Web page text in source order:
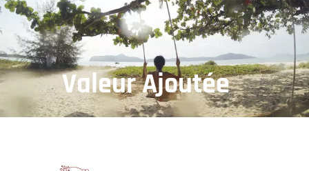
Valeur Ajoutée